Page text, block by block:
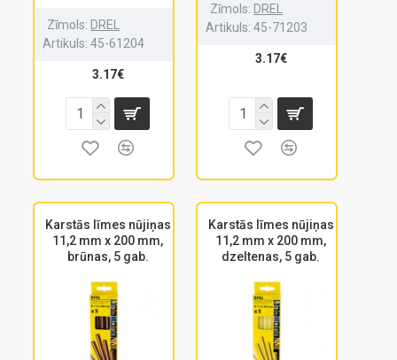
Zīmols: DREL
Artikuls: 45-61204
3.17€
Zīmols: DREL
Artikuls: 45-71203
3.17€
Karstās līmes nūjiņas
11,2 mm x 200 mm,
brūnas, 5 gab.
Karstās līmes nūjiņas
11,2 mm x 200 mm,
dzeltenas, 5 gab.